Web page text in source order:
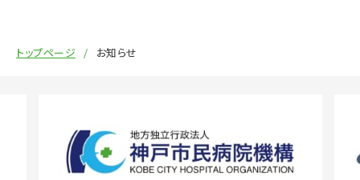
トップページ お知らせ